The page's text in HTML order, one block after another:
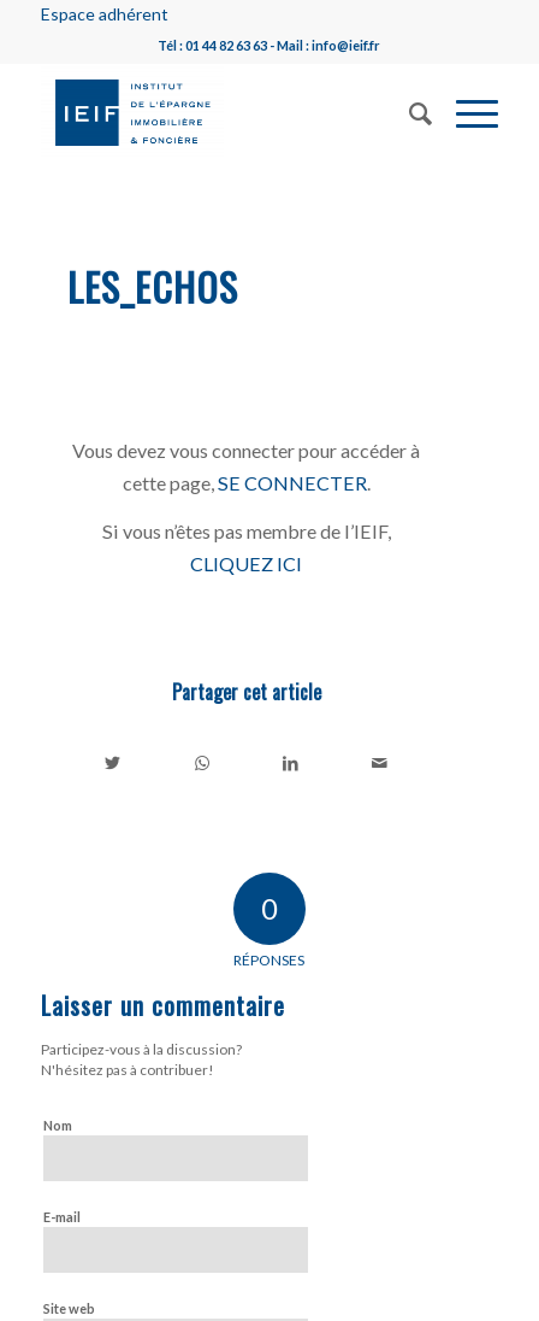
Espace adhérent
Tél : 01 44 82 63 63 - Mail : info@ieif.fr
LES_ECHOS
Vous devez vous connecter pour accéder à
cette page, SE CONNECTER
Si vous n’êtes pas membre de l’IEIF,
CLIQUEZ ICI
Partager cet article
0
RÉPONSES
Laisser un commentaire
Participez-vous à la discussion?
N'hésitez pas à contribuer!
Nom
E-mail
Site web